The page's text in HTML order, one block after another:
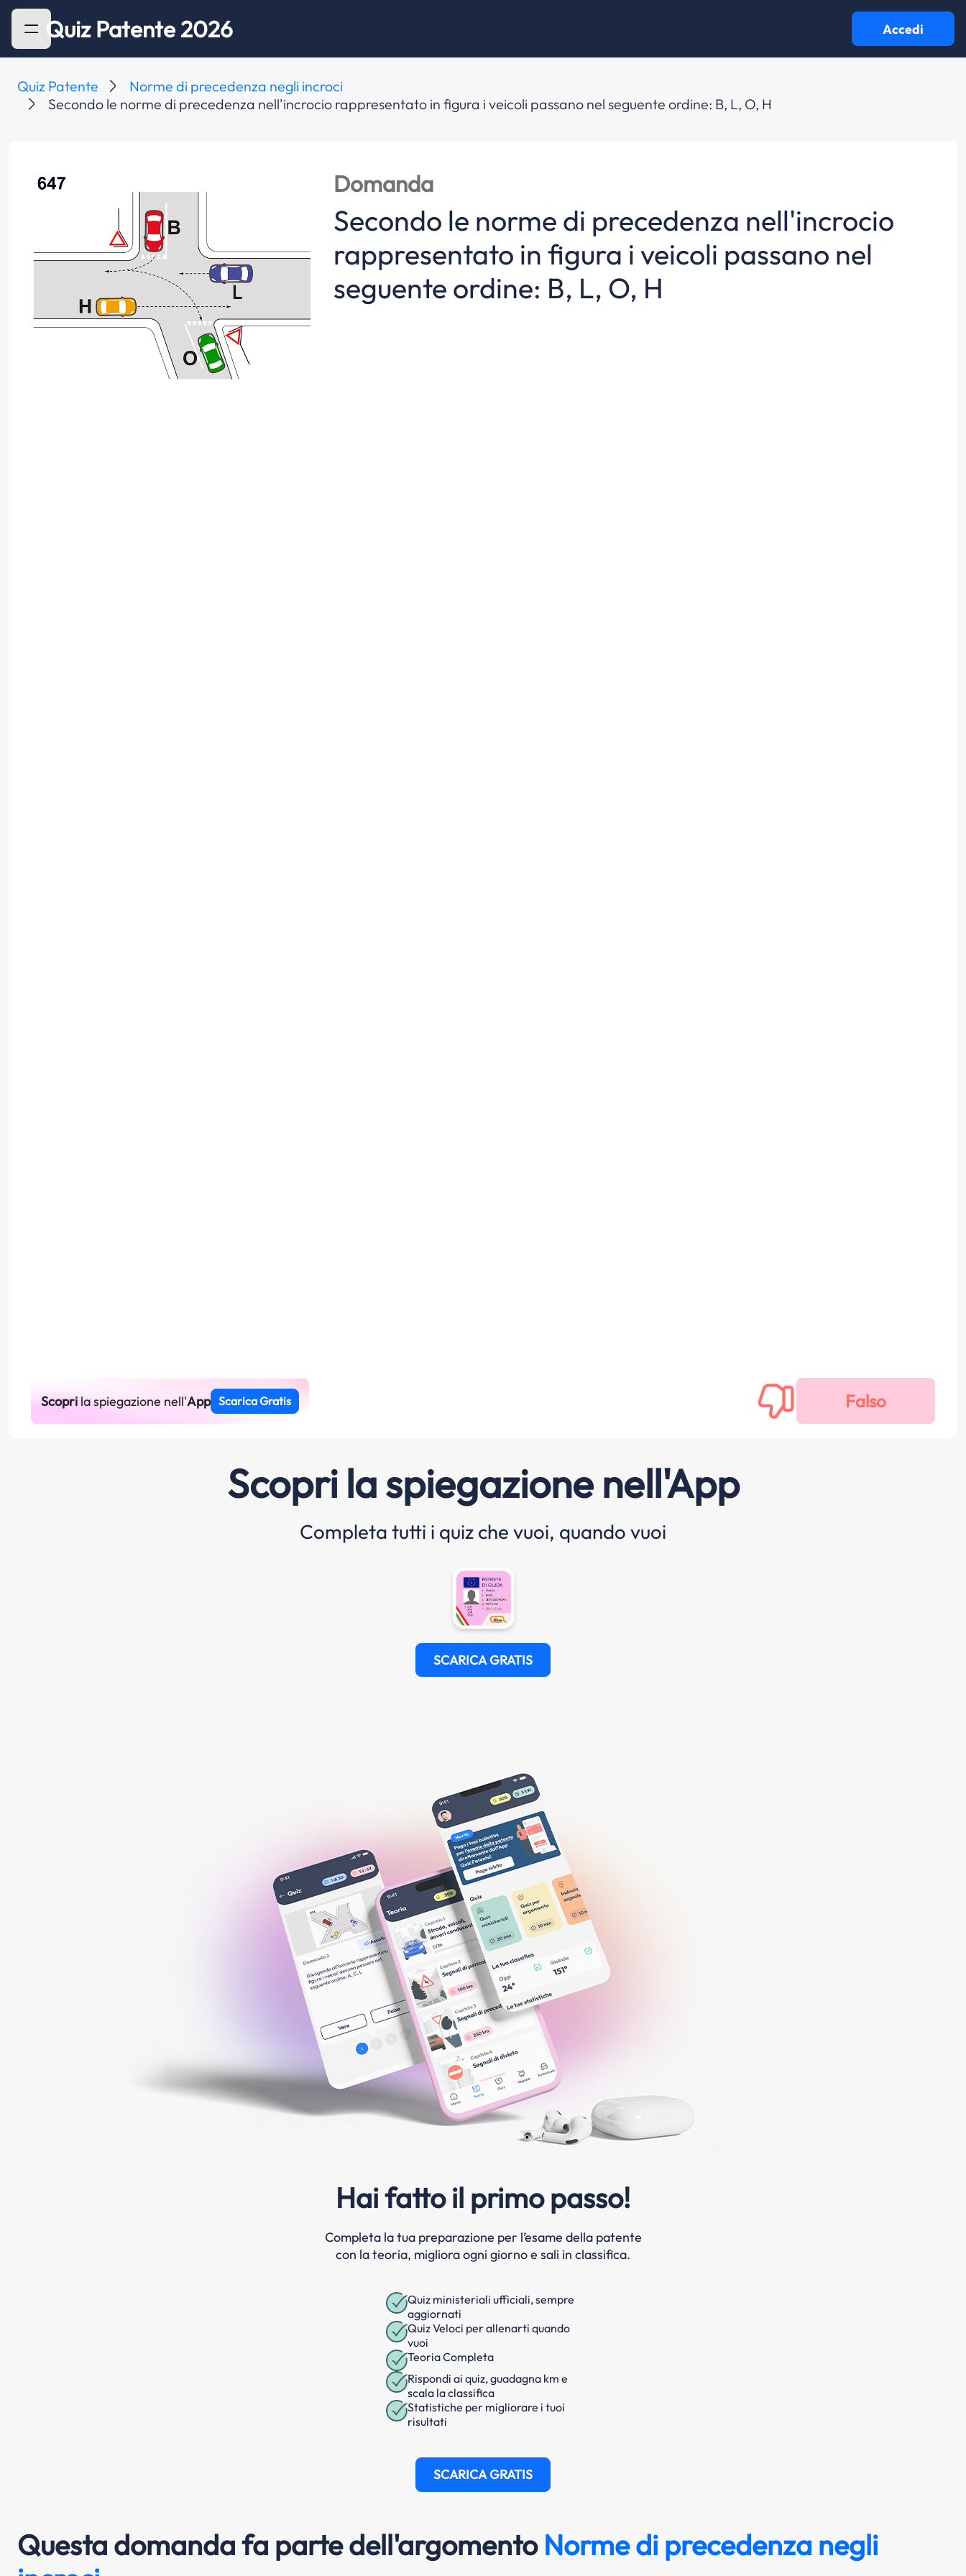
Quiz Patente 2026 Accedi
Quiz Patente
Norme di precedenza negli incroci
Secondo le norme di precedenza nell'incrocio rappresentato in figura i veicoli passano nel seguente ordine: B, L, O, H
Domanda
Secondo le norme di precedenza nell'incrocio
rappresentato in figura i veicoli passano nel
seguente ordine: B, L, O, H
Scoprila spiegazione nell'App Scarica Gratis
Scopri la spiegazione nell'App
Completa tutti i quiz che vuoi, quando vuoi
SCARICA GRATIS
Hai fatto il primo passo!
Completa la tua preparazione per l’esame della patente
con la teoria, migliora ogni giorno e sali in classifica.
Quiz ministeriali ufficiali, sempre
aggiornati
Quiz Veloci per allenarti quando
vuoi
Teoria Completa
Rispondi ai quiz, guadagna km e
scala la classifica
Statistiche per migliorare i tuoi
risultati
SCARICA GRATIS
Questa domanda fa parte dell'argomento Norme di precedenza negli